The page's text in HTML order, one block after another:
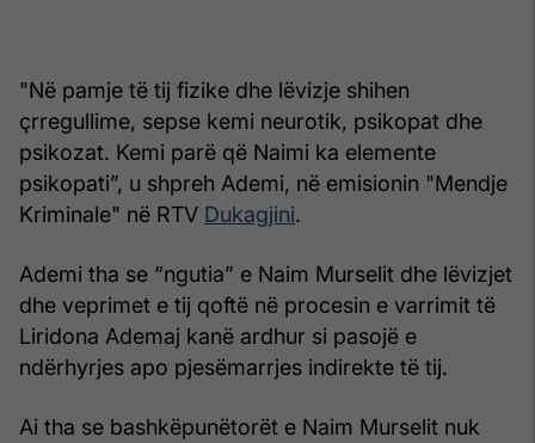
"Në pamje të tij fizike dhe lëvizje shihen
çrregullime, sepse kemi neurotik, psikopat dhe
psikozat. Kemi parë që Naimi ka elemente
psikopati”, u shpreh Ademi, në emisionin "Mendje
Kriminale" në RTV Dukagjini.
Ademi tha se “ngutia” e Naim Murselit dhe lëvizjet
dhe veprimet e tij qoftë në procesin e varrimit të
Liridona Ademaj kanë ardhur si pasojë e
ndërhyrjes apo pjesëmarrjes indirekte të tij.
Ai tha se bashkëpunëtorët e Naim Murselit nuk